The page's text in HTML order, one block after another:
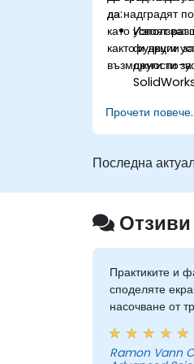
да надградят
като усвоят
както и други
възможности
да:
Използват
функции
други по-
на
Овладеят
Прочети
Последна
Отзиви
Практиките и
споделяте
насочване от
Ramon Vann Cleff -